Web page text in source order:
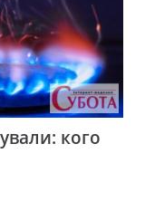
кого